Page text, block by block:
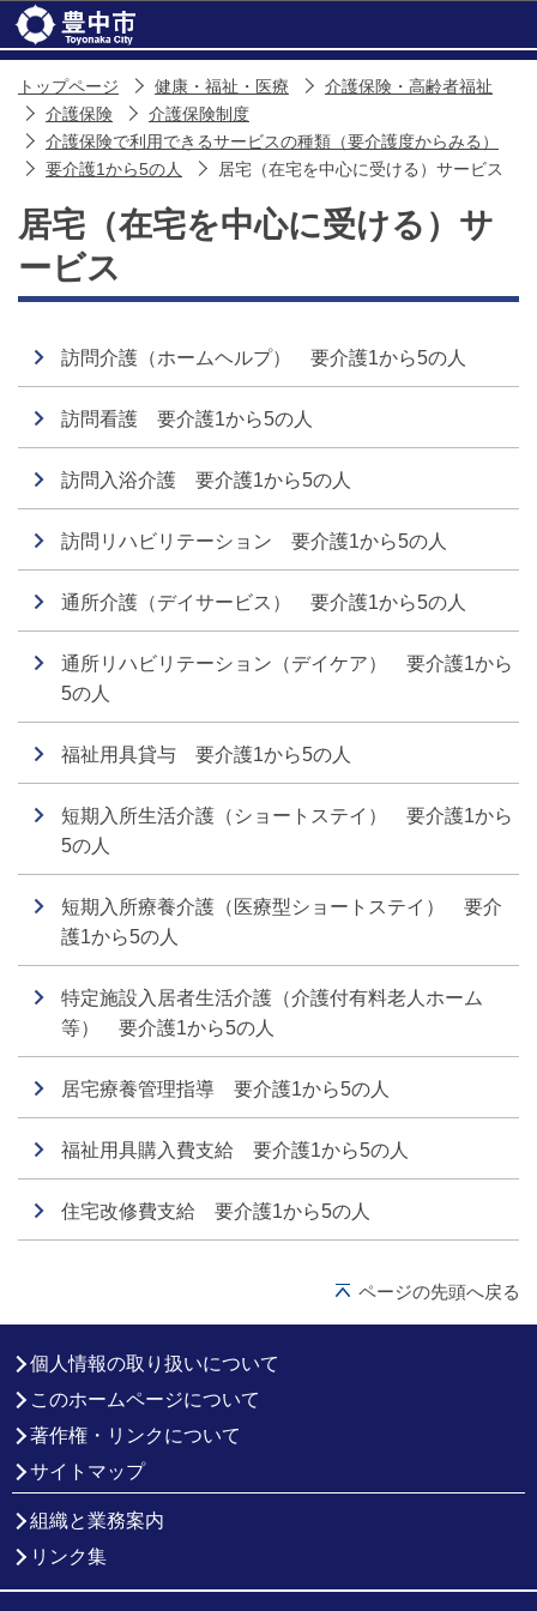
トップページ 健康・福祉・医療
介護保険・高齢者福祉
介護保険
介護保険制度
介護保険で利用できるサービスの種類（要介護度からみる）
要介護1から5の人
居宅（在宅を中心に受ける）サービス
居宅（在宅を中心に受ける）サ
ービス
訪問介護（ホームヘルプ） 要介護1から5の人
訪問看護 要介護1から5の人
訪問入浴介護 要介護1から5の人
訪問リハビリテーション 要介護1から5の人
通所介護（デイサービス） 要介護1から5の人
通所リハビリテーション（デイケア） 要介護1から
5の人
福祉用具貸与 要介護1から5の人
短期入所生活介護（ショートステイ） 要介護1から
5の人
短期入所療養介護（医療型ショートステイ） 要介
護1から5の人
特定施設入居者生活介護（介護付有料老人ホーム
等） 要介護1から5の人
居宅療養管理指導 要介護1から5の人
福祉用具購入費支給 要介護1から5の人
住宅改修費支給 要介護1から5の人
ページの先頭へ戻る
個人情報の取り扱いについて
このホームページについて
著作権・リンクについて
サイトマップ
組織と業務案内
リンク集